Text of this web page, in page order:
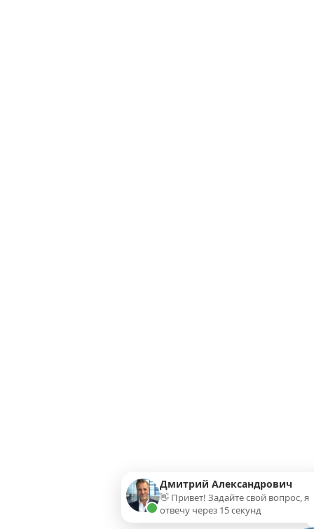
Дмитрий Александрович
👋 Привет! Задайте свой вопрос, я
отвечу через 15 секунд